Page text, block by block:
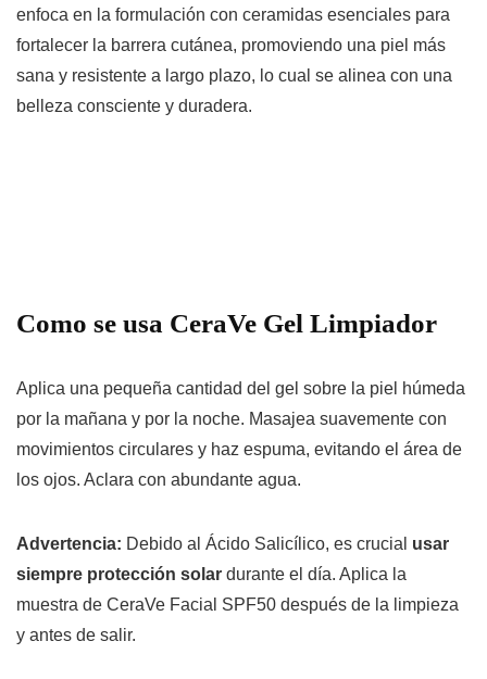
enfoca en la formulación con ceramidas esenciales para
fortalecer la barrera cutánea, promoviendo una piel más
sana y resistente a largo plazo, lo cual se alinea con una
belleza consciente y duradera.
Como se usa CeraVe Gel Limpiador
Aplica una pequeña cantidad del gel sobre la piel húmeda
por la mañana y por la noche. Masajea suavemente con
movimientos circulares y haz espuma, evitando el área de
los ojos. Aclara con abundante agua.
Advertencia: Debido al Ácido Salicílico, es crucial usar
siempre protección solar durante el día. Aplica la
muestra de CeraVe Facial SPF50 después de la limpieza
y antes de salir.